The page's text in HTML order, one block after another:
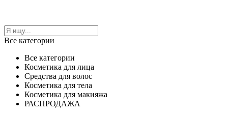
Все категории
Все категории
Косметика для лица
Средства для волос
Косметика для тела
Косметика для макияжа
РАСПРОДАЖА